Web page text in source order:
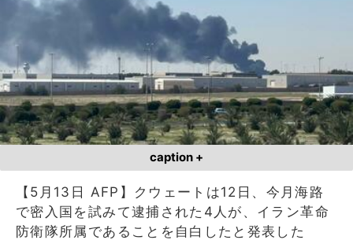
caption +
【5月13日 AFP】クウェートは12日、今月海路
で密入国を試みて逮捕された4人が、イラン革命
防衛隊所属であることを自白したと発表した